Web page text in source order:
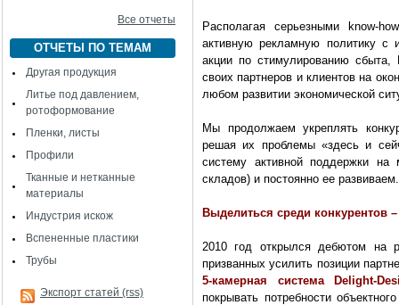
Все отчеты
ОТЧЕТЫ ПО ТЕМАМ
Другая продукция
Литье под давлением,
ротоформование
Пленки, листы
Профили
Тканные и нетканные
материалы
Индустрия искож
Вспененные пластики
Трубы
Экспорт статей (rss)
Располагая серьезными know-
активную рекламную политику
акции по стимулированию сбыта,
своих партнеров и клиентов на
любом развитии экономической
Мы продолжаем укреплять
решая их проблемы «здесь и
систему активной поддержки на
складов) и постоянно ее развиваем.
Выделиться среди конкурентов
2010 год открылся дебютом на
призванных усилить позиции
5-камерная система Delight-
покрывать потребности